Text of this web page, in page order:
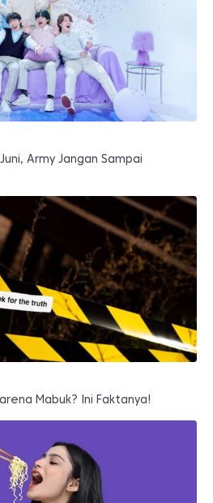
Army Jangan Sampai
Mabuk? Ini Faktanya!